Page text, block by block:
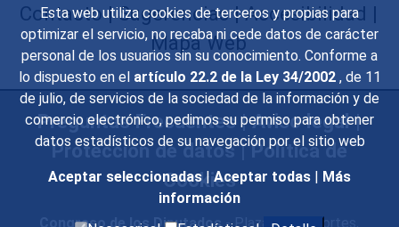
Esta web utiliza cookies de terceros y propias para
optimizar el servicio, no recaba ni cede datos de carácter
personal de los usuarios sin su conocimiento. Conforme a
lo dispuesto en el artículo 22.2 de la Ley 34/2002 , de 11
de julio, de servicios de la sociedad de la información y de
comercio electrónico, pedimos su permiso para obtener
datos estadísticos de su navegación por el sitio web
Aceptar seleccionadas | Aceptar todas | Más
información
Contacto|Sugerencias|Accesibilidad |
Mapa Web
Preguntas Frecuentes|Aviso legal|
Protección de datos|Política de
Cookies
Congreso de los Diputados- Plaza de las Cortes,